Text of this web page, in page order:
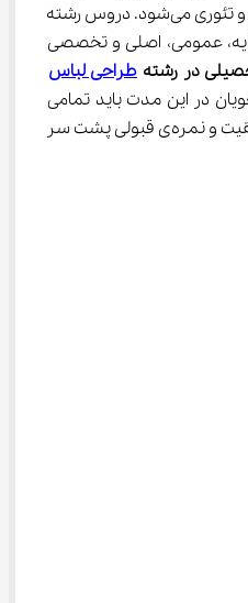
است و شامل واحدهای عملی و تئوری می‌شود. دروس رشته
عمومی، اصلی و تخصصی
در رشته طراحی لباس
در این مدت باید تمامی
واحدهای درسی خود را با موفقیت و نمره‌ی قبولی پشت سر